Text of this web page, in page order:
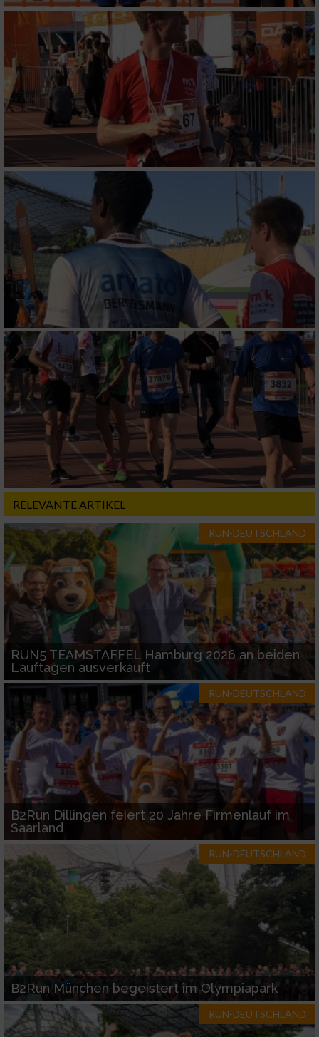
RELEVANTE ARTIKEL
RUN-DEUTSCHLAND
RUN5 TEAMSTAFFEL Hamburg 2026 an beiden
Lauftagen ausverkauft
RUN-DEUTSCHLAND
B2Run Dillingen feiert 20 Jahre Firmenlauf im
Saarland
RUN-DEUTSCHLAND
B2Run München begeistert im Olympiapark
RUN-DEUTSCHLAND